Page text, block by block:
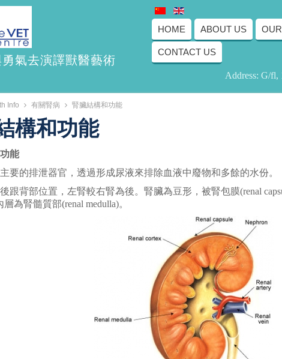
勇氣去演譯獸醫藝術
HOME ABOUT US
CONTACT US
Address: G/fl,
Info 有關腎病 腎臟結構和功能
構和功能
能
要的排泄器官，透過形成尿液來排除血液中廢物和多餘的水份。
跟背部位置，左腎較右腎為後。腎臟為豆形，被腎包膜(renal
為腎髓質部(renal medulla)。